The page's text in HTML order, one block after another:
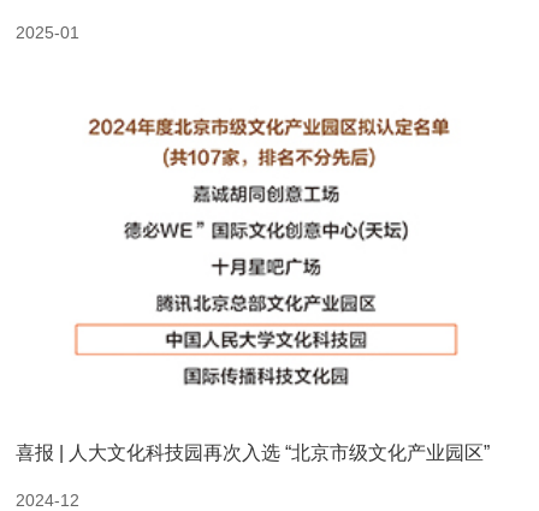
2025-01
喜报 | 人大文化科技园再次入选 “北京市级文化产业园区”
2024-12